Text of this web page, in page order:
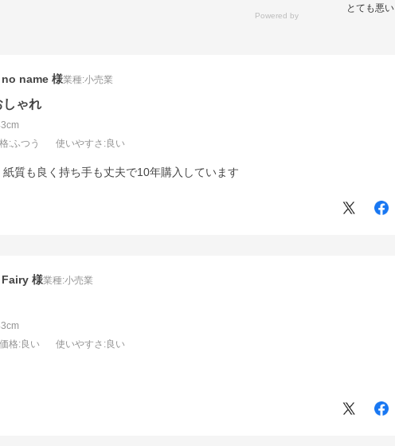
とても悪い
しゃれ
:ふつう 使いやすさ :良い
no name 業種:小売業
質も良く持ち手も丈夫で10年購入しています
価格:良い 使いやすさ :良い
Fairy 業種:小売業